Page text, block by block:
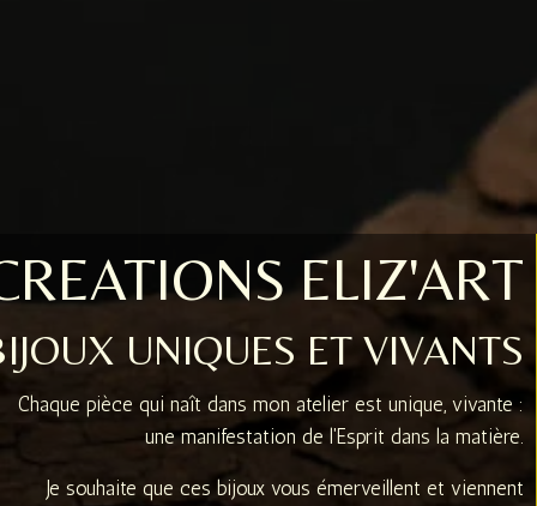
ELIZ'ART
UNIQUES ET VIVANTS
Chaque pièce qui naît dans mon atelier est unique, vivante :
une manifestation de l'Esprit dans la matière.
Je souhaite que ces bijoux vous émerveillent et viennent